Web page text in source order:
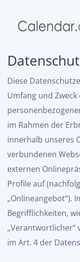
Diese
Umfang und
im Rahmen der
innerhalb unseres
verbundenen
externen
Profile auf
„Onlineangebot“).
Begrifflichkeiten,
„Verantwortlicher“
im Art. 4 der